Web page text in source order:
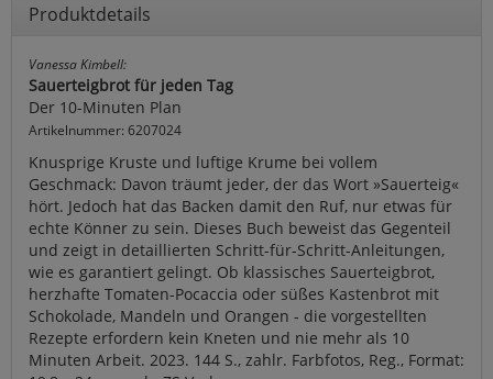
Produktdetails
Vanessa Kimbell:
Sauerteigbrot für jeden Tag
Der 10-Minuten Plan
Artikelnummer: 6207024
Knusprige Kruste und luftige Krume bei vollem
Geschmack: Davon träumt jeder, der das Wort »Sauerteig«
hört. Jedoch hat das Backen damit den Ruf, nur etwas für
echte Könner zu sein. Dieses Buch beweist das Gegenteil
und zeigt in detaillierten Schritt-für-Schritt-Anleitungen,
wie es garantiert gelingt. Ob klassisches Sauerteigbrot,
herzhafte Tomaten-Pocaccia oder süßes Kastenbrot mit
Schokolade, Mandeln und Orangen - die vorgestellten
Rezepte erfordern kein Kneten und nie mehr als 10
Minuten Arbeit. 2023. 144 S., zahlr. Farbfotos, Reg., Format: